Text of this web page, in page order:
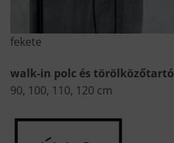
fekete
walk-in polc és törölközőtartó
90, 100, 110, 120 cm